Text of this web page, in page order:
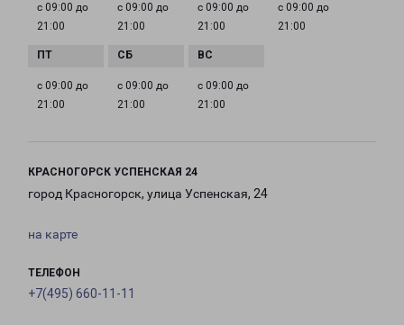
с 09:00 до
21:00
с 09:00 до
21:00
с 09:00 до
21:00
с 09:00 до
21:00
с 09:00 до
21:00
с 09:00 до
21:00
с 09:00 до
21:00
КРАСНОГОРСК УСПЕНСКАЯ 24
город Красногорск, улица Успенская, 24
на карте
ТЕЛЕФОН
+7(495) 660-11-11